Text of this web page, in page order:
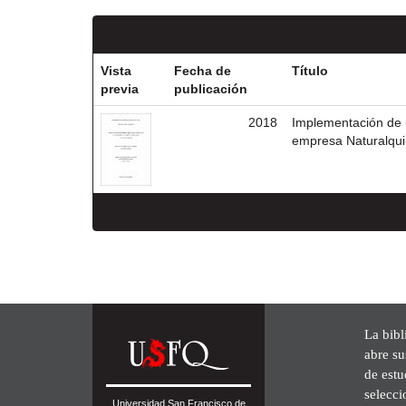
Vista
previa
Fecha de
publicación
Título
2018
Implementación
empresa
Universidad San Francisco de
La
abre
de